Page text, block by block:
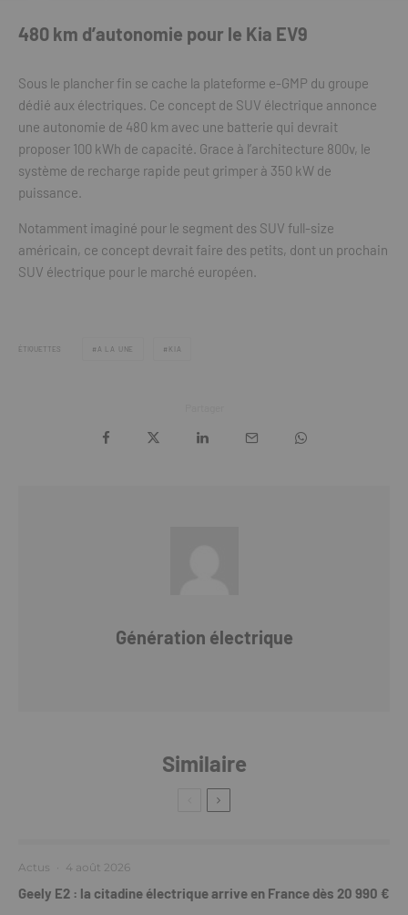
480 km d’autonomie pour le Kia EV9
Sous le plancher fin se cache la plateforme e-GMP du groupe
dédié aux électriques. Ce concept de SUV électrique annonce
une autonomie de 480 km avec une batterie qui devrait
proposer 100 kWh de capacité. Grace à l’architecture 800v, le
système de recharge rapide peut grimper à 350 kW de
puissance.
Notamment imaginé pour le segment des SUV full-size
américain, ce concept devrait faire des petits, dont un prochain
SUV électrique pour le marché européen.
ÉTIQUETTES A LA UNE KIA
Génération électrique
Similaire
Actus · 4 août 2026
Geely E2 : la citadine électrique arrive en France dès 20 990 €